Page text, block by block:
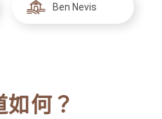
Ben Nevis
何？